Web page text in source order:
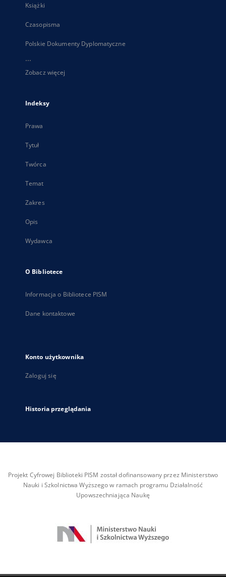
Książki
Czasopisma
Polskie Dokumenty Dyplomatyczne
...
Zobacz więcej
Indeksy
Prawa
Tytuł
Twórca
Temat
Zakres
Opis
Wydawca
O Bibliotece
Informacja o Bibliotece PISM
Dane kontaktowe
Konto użytkownika
Zaloguj się
Historia przeglądania
Projekt Cyfrowej Biblioteki PISM został dofinansowany przez Ministerstwo
Nauki i Szkolnictwa Wyższego w ramach programu Działalność
Upowszechniająca Naukę